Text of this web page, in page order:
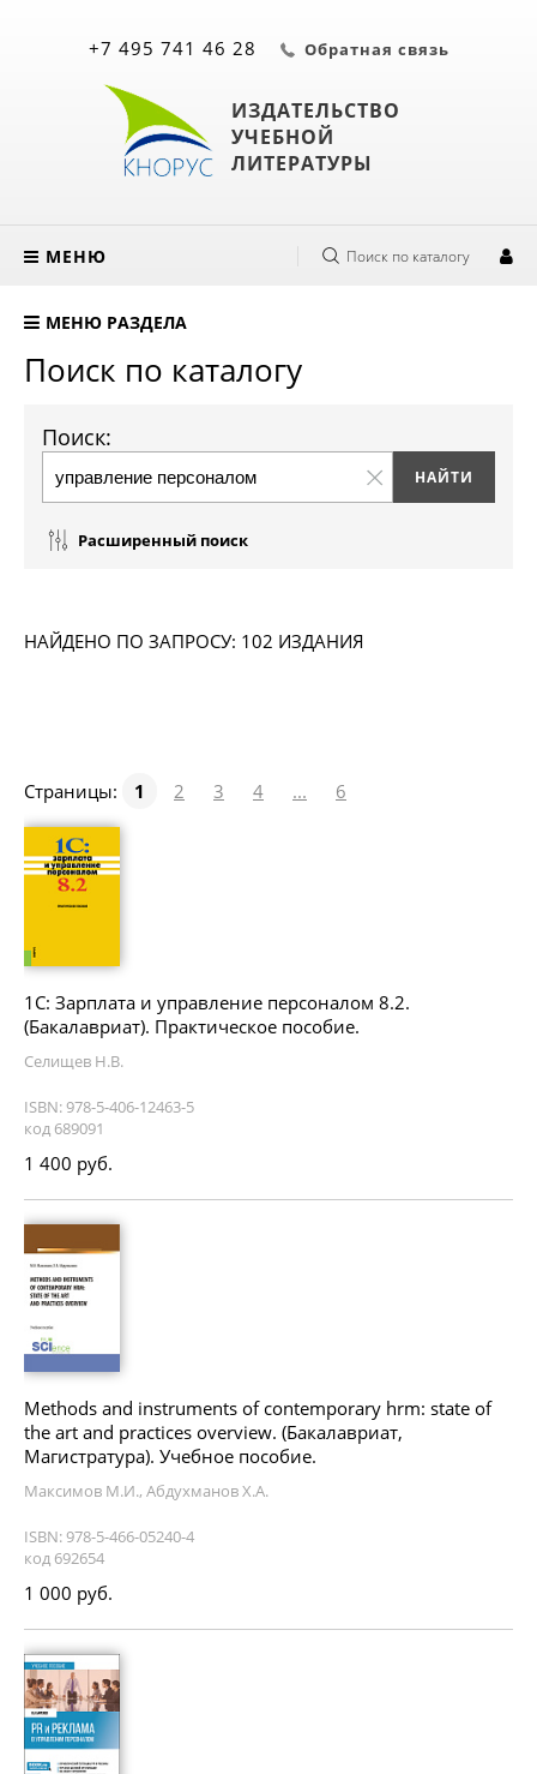
ИЗДАТЕЛЬСТВО
УЧЕБНОЙ
ЛИТЕРАТУРЫ
+7 495 741 46 28 Обратная связь
МЕНЮ Поиск по каталогу
МЕНЮ РАЗДЕЛА
Поиск по каталогу
Поиск:
Расширенный поиск
НАЙДЕНО ПО ЗАПРОСУ: 102 ИЗДАНИЯ
Страницы: 1 2 3 4 ... 6
1С: Зарплата и управление персоналом 8.2.
(Бакалавриат). Практическое пособие.
Селищев Н.В.
ISBN: 978-5-406-12463-5
код 689091
1 400 руб.
Methods and instruments of contemporary hrm: state of
the art and practices overview. (Бакалавриат,
Магистратура). Учебное пособие.
Максимов М.И., Абдухманов Х.А.
ISBN: 978-5-466-05240-4
код 692654
1 000 руб.